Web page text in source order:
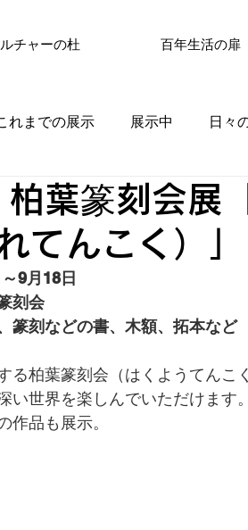
チャーの杜 百年生活の扉
れまでの展示 展示中 日々
葉篆刻会展
てんこく）」
9月18日
刻会
篆刻などの書、木額、拓本など
る柏葉篆刻会（はくようてんこ
い世界を楽しんでいただけます
作品も展示。